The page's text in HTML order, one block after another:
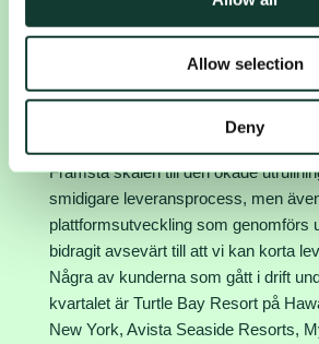
We also share information about your
may combine it with other information
provided to them or that they’ve
Allow selection
Deny
resulterat i att vi under tredje
intäktsgenererande dörrar jämfört
med cirka 6 000 dörrar, vilket är en
procent jämfört med tredje kvartalet
Främsta skälen till den ökade
smidigare leveransprocess, men
plattformsutveckling som genomförs
bidragit avsevärt till att vi kan korta
Några av kunderna som gått i drift
kvartalet är Turtle Bay Resort på
New York, Avista Seaside Resorts,